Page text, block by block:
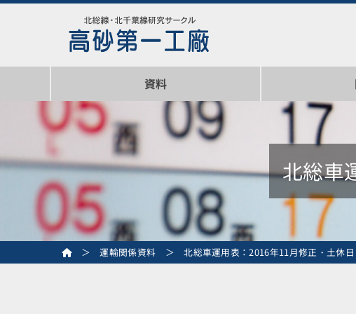
資料
営業関係資料
運輸関係資料
車両関係資料
工務関係資料
その他資料 同人誌即売会参
発表作品一覧
通信頒布
北総車
＞運輸関係資料 ＞北総車運用表：2016年11月修正・土休日